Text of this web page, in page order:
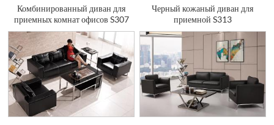
Комбинированный диван для
приемных комнат офисов S307
Черный кожаный диван для
приемной S313